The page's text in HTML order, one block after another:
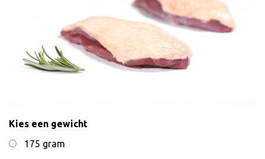
Kies een gewicht
175 gram